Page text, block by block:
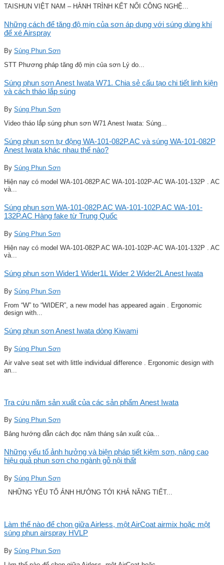
TAISHUN VIỆT NAM – HÀNH TRÌNH KẾT NỐI CÔNG NGHỆ...
Những cách để tăng độ mịn của sơn áp dụng với súng dùng khí
để xé Airspray
By Súng Phun Sơn
STT Phương pháp tăng độ mịn của sơn Lý do...
Súng phun sơn Anest Iwata W71. Chia sẻ cấu tạo chi tiết linh kiện
và cách tháo lắp súng
By Súng Phun Sơn
Video tháo lắp súng phun sơn W71 Anest Iwata: Súng...
Súng phun sơn tự động WA-101-082P.AC và súng WA-101-082P
Anest Iwata khác nhau thế nào?
By Súng Phun Sơn
Hiện nay có model WA-101-082P.AC WA-101-102P-AC WA-101-132P . AC
và...
Súng phun sơn WA-101-082P.AC WA-101-102P.AC WA-101-
132P.AC Hàng fake từ Trung Quốc
By Súng Phun Sơn
Hiện nay có model WA-101-082P.AC WA-101-102P-AC WA-101-132P . AC
và...
Súng phun sơn Wider1 Wider1L Wider 2 Wider2L Anest Iwata
By Súng Phun Sơn
From “W” to “WIDER”, a new model has appeared again . Ergonomic
design with...
Súng phun sơn Anest Iwata dòng Kiwami
By Súng Phun Sơn
Air valve seat set with little individual difference . Ergonomic design with
an...
Tra cứu năm sản xuất của các sản phẩm Anest Iwata
By Súng Phun Sơn
Bảng hướng dẫn cách đọc năm tháng sản xuất của...
Những yếu tố ảnh hưởng và biện pháp tiết kiệm sơn, nâng cao
hiệu quả phun sơn cho ngành gỗ nội thất
By Súng Phun Sơn
NHỮNG YẾU TỐ ẢNH HƯỞNG TỚI KHẢ NĂNG TIẾT...
Làm thế nào để chọn giữa Airless, một AirCoat airmix hoặc một
súng phun airspray HVLP
By Súng Phun Sơn